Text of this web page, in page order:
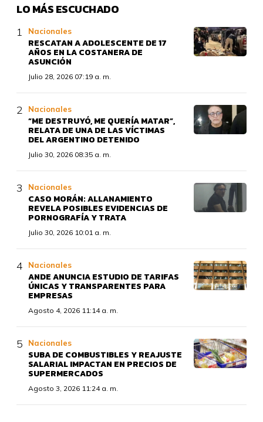
LO MÁS ESCUCHADO
Nacionales
RESCATAN A ADOLESCENTE DE 17
AÑOS EN LA COSTANERA DE
ASUNCIÓN
Julio 28, 2026 07:19 a. m.
Nacionales
“ME DESTRUYÓ, ME QUERÍA MATAR”,
RELATA DE UNA DE LAS VÍCTIMAS
DEL ARGENTINO DETENIDO
Julio 30, 2026 08:35 a. m.
Nacionales
CASO MORÁN: ALLANAMIENTO
REVELA POSIBLES EVIDENCIAS DE
PORNOGRAFÍA Y TRATA
Julio 30, 2026 10:01 a. m.
Nacionales
ANDE ANUNCIA ESTUDIO DE TARIFAS
ÚNICAS Y TRANSPARENTES PARA
EMPRESAS
Agosto 4, 2026 11:14 a. m.
Nacionales
SUBA DE COMBUSTIBLES Y REAJUSTE
SALARIAL IMPACTAN EN PRECIOS DE
SUPERMERCADOS
Agosto 3, 2026 11:24 a. m.